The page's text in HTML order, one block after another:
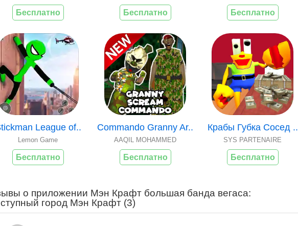
Бесплатно Бесплатно Бесплатно
League of..
Lemon Game
Бесплатно
Commando Granny Ar..
AAQIL MOHAMMED
Бесплатно
Крабы Губка Сосед ..
SYS PARTENAIRE
Бесплатно
о приложении Мэн Крафт большая банда вегаса:
город Мэн Крафт (3)